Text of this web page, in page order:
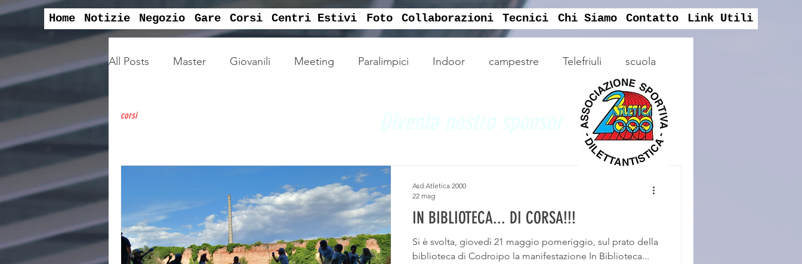
Home Notizie Negozio Gare Corsi Centri Estivi Foto Collaborazioni Tecnici Chi Siamo Contatto Link Utili
All Posts Master Giovanili Meeting Paralimpici Indoor campestre Telefriuli scuola
outdoor
jackcaffè
EAP centro sportivo
corsi
IN BIBLIOTECA... DI CORSA!!!
Si è svolta, giovedì 21 maggio pomeriggio, sul prato della
biblioteca di Codroipo la manifestazione In Biblioteca...
Asd Atletica 2000
22 mag